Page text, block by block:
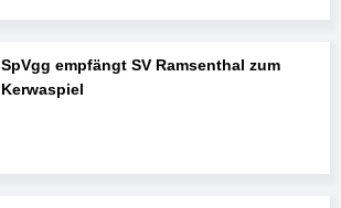
SpVgg empfängt SV Ramsenthal zum
Kerwaspiel